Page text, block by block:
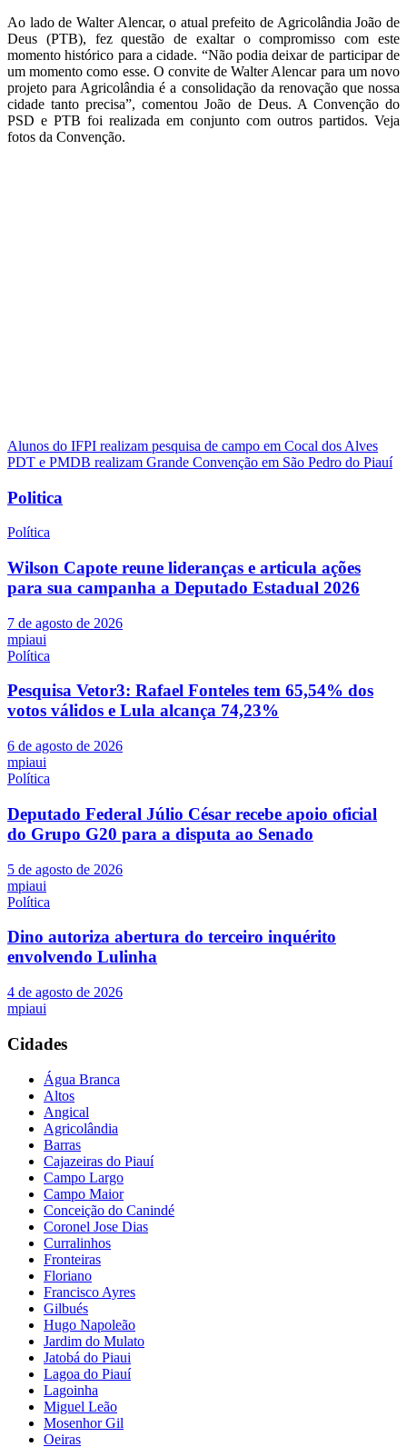
Ao lado de Walter Alencar, o atual prefeito de Agricolândia João de
Deus (PTB), fez questão de exaltar o compromisso com este
momento histórico para a cidade. “Não podia deixar de participar de
um momento como esse. O convite de Walter Alencar para um novo
projeto para Agricolândia é a consolidação da renovação que nossa
cidade tanto precisa”, comentou João de Deus. A Convenção do
PSD e PTB foi realizada em conjunto com outros partidos. Veja
fotos da Convenção.
Navegação
de
Post
Alunos do IFPI realizam pesquisa de campo em Cocal dos Alves
PDT e PMDB realizam Grande Convenção em São Pedro do Piauí
Politica
Política
Wilson Capote reune lideranças e articula ações
para sua campanha a Deputado Estadual 2026
7 de agosto de 2026
mpiaui
Política
Pesquisa Vetor3: Rafael Fonteles tem 65,54% dos
votos válidos e Lula alcança 74,23%
6 de agosto de 2026
mpiaui
Política
Deputado Federal Júlio César recebe apoio oficial
do Grupo G20 para a disputa ao Senado
5 de agosto de 2026
mpiaui
Política
Dino autoriza abertura do terceiro inquérito
envolvendo Lulinha
4 de agosto de 2026
mpiaui
Cidades
Água Branca
Altos
Angical
Agricolândia
Barras
Cajazeiras do Piauí
Campo Largo
Campo Maior
Conceição do Canindé
Coronel Jose Dias
Curralinhos
Fronteiras
Floriano
Francisco Ayres
Gilbués
Hugo Napoleão
Jardim do Mulato
Jatobá do Piaui
Lagoa do Piauí
Lagoinha
Miguel Leão
Mosenhor Gil
Oeiras